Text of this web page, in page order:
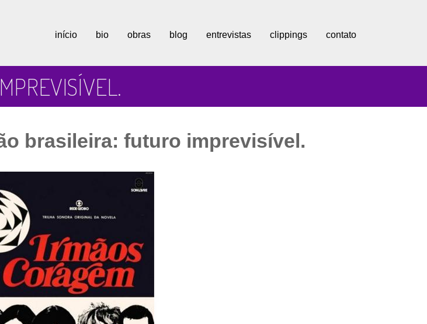
início bio obras blog entrevistas clippings contato
brasileira: futuro imprevisível.